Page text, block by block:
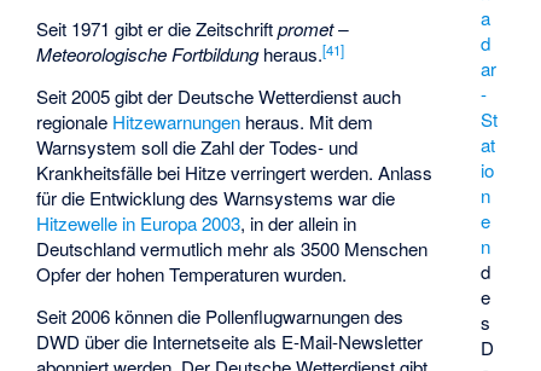
a
d
ar
-
St
at
io
n
e
n
d
e
s
D
Seit 1971 gibt er die Zeitschriftpromet –
Meteorologische Fortbildungheraus.[41]
Seit 2005 gibt der Deutsche Wetterdienst auch
regionale Hitzewarnungen heraus. Mit dem
Warnsystem soll die Zahl der Todes- und
Krankheitsfälle bei Hitze verringert werden. Anlass
für die Entwicklung des Warnsystems war die
Hitzewelle in Europa 2003, in der allein in
Deutschland vermutlich mehr als 3500 Menschen
Opfer der hohen Temperaturen wurden.
Seit 2006 können die Pollenflugwarnungen des
DWD über die Internetseite als E-Mail-Newsletter